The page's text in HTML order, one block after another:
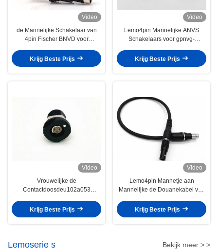
Video
de Mannelijke Schakelaar van
4pin Fischer BNVD voor
Nachtvisie
Krijg Beste Prijs
Video
Lemo4pin Mannelijke ANVS
Schakelaars voor gpnvg-
Cel het Verre Batterij
Krijg Beste Prijs
Video
Vrouwelijke de
Contactdoosdeu102a053
Fischer voor het Apparaat van de
Nachtvisie
Krijg Beste Prijs
Video
Lemo4pin Mannetje aan
Mannelijke de Douanekabel van
van de Nachtvisie
Krijg Beste Prijs
Lemoserie s Bekijk meer > >